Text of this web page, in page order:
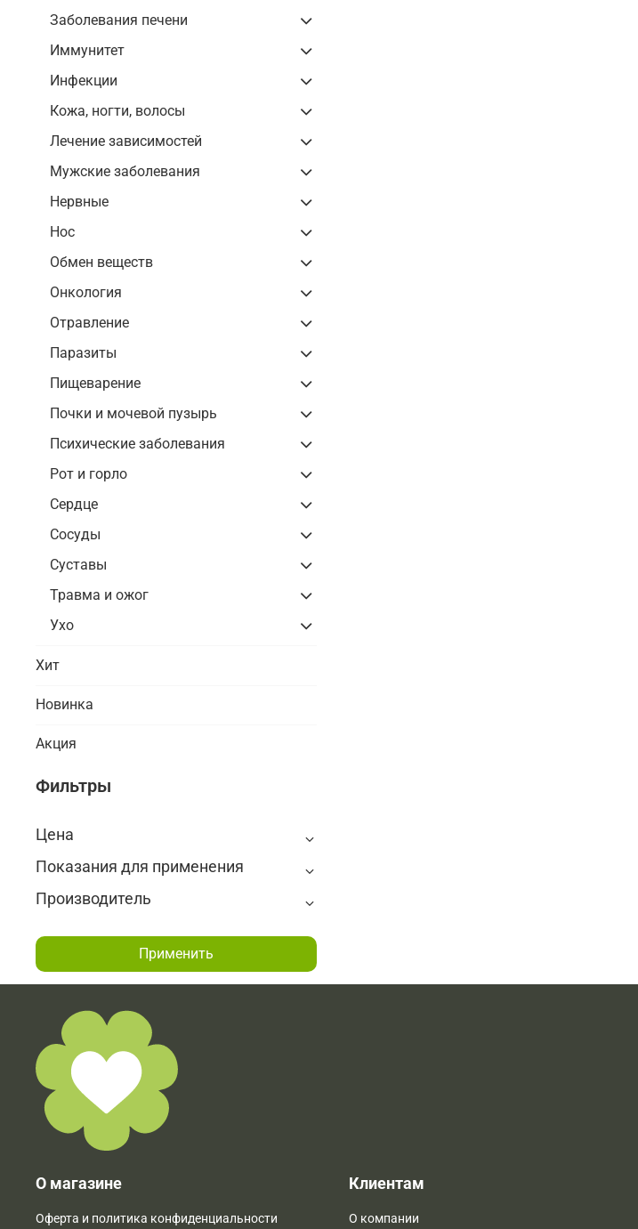
Заболевания печени
Иммунитет
Инфекции
Кожа, ногти, волосы
Лечение зависимостей
Мужские заболевания
Нервные
Нос
Обмен веществ
Онкология
Отравление
Паразиты
Пищеварение
Почки и мочевой пузырь
Психические заболевания
Рот и горло
Сердце
Сосуды
Суставы
Травма и ожог
Ухо
Хит
Новинка
Акция
Фильтры
Цена
Показания для применения
Производитель
Применить
О магазине
Оферта и политика конфиденциальности
Клиентам
О компании